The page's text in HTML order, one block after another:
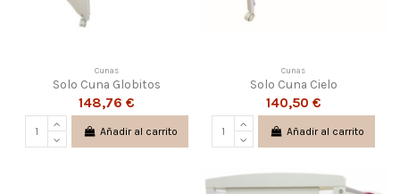
Cunas
Solo Cuna Globitos
148,76 €
Añadir al carrito
Cunas
Solo Cuna Cielo
140,50 €
Añadir al carrito